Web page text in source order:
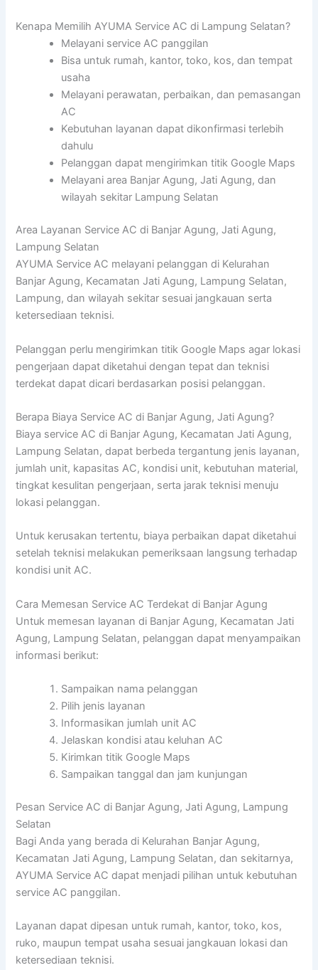
Kenapa Memilih AYUMA Service AC di Lampung Selatan?
Melayani service AC panggilan
Bisa untuk rumah, kantor, toko, kos, dan tempat
usaha
Melayani perawatan, perbaikan, dan pemasangan
AC
Kebutuhan layanan dapat dikonfirmasi terlebih
dahulu
Pelanggan dapat mengirimkan titik Google Maps
Melayani area Banjar Agung, Jati Agung, dan
wilayah sekitar Lampung Selatan
Area Layanan Service AC di Banjar Agung, Jati Agung,
Lampung Selatan
AYUMA Service AC melayani pelanggan di Kelurahan
Banjar Agung, Kecamatan Jati Agung, Lampung Selatan,
Lampung, dan wilayah sekitar sesuai jangkauan serta
ketersediaan teknisi.
Pelanggan perlu mengirimkan titik Google Maps agar lokasi
pengerjaan dapat diketahui dengan tepat dan teknisi
terdekat dapat dicari berdasarkan posisi pelanggan.
Berapa Biaya Service AC di Banjar Agung, Jati Agung?
Biaya service AC di Banjar Agung, Kecamatan Jati Agung,
Lampung Selatan, dapat berbeda tergantung jenis layanan,
jumlah unit, kapasitas AC, kondisi unit, kebutuhan material,
tingkat kesulitan pengerjaan, serta jarak teknisi menuju
lokasi pelanggan.
Untuk kerusakan tertentu, biaya perbaikan dapat diketahui
setelah teknisi melakukan pemeriksaan langsung terhadap
kondisi unit AC.
Cara Memesan Service AC Terdekat di Banjar Agung
Untuk memesan layanan di Banjar Agung, Kecamatan Jati
Agung, Lampung Selatan, pelanggan dapat menyampaikan
informasi berikut:
Sampaikan nama pelanggan
Pilih jenis layanan
Informasikan jumlah unit AC
Jelaskan kondisi atau keluhan AC
Kirimkan titik Google Maps
Sampaikan tanggal dan jam kunjungan
Pesan Service AC di Banjar Agung, Jati Agung, Lampung
Selatan
Bagi Anda yang berada di Kelurahan Banjar Agung,
Kecamatan Jati Agung, Lampung Selatan, dan sekitarnya,
AYUMA Service AC dapat menjadi pilihan untuk kebutuhan
service AC panggilan.
Layanan dapat dipesan untuk rumah, kantor, toko, kos,
ruko, maupun tempat usaha sesuai jangkauan lokasi dan
ketersediaan teknisi.